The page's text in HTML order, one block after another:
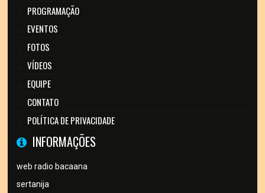
PROGRAMAÇÃO
EVENTOS
FOTOS
VÍDEOS
EQUIPE
CONTATO
POLÍTICA DE PRIVACIDADE
INFORMAÇÕES
web radio bacaana
sertanija